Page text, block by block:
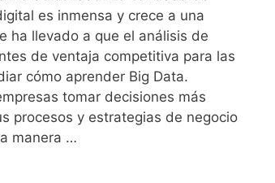
es inmensa y crece a una
ha llevado a que el análisis de
de ventaja competitiva para las
cómo aprender Big Data.
tomar decisiones más
procesos y estrategias de negocio
manera …